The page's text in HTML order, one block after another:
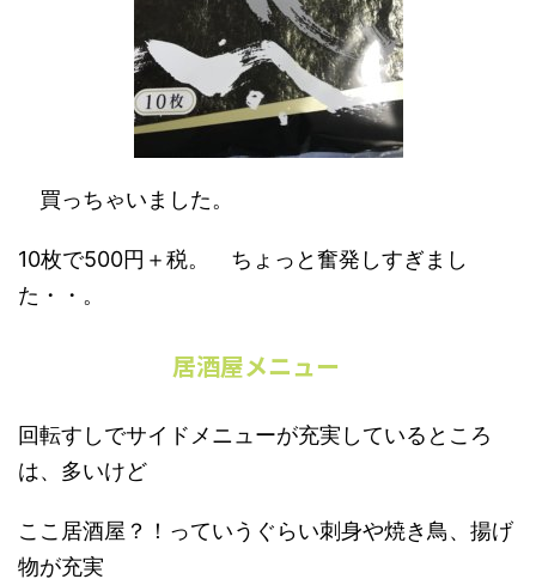
買っちゃいました。
10枚で500円＋税。 ちょっと奮発しすぎまし
た・・。
居酒屋メニュー
回転すしでサイドメニューが充実しているところ
は、多いけど
ここ居酒屋？！っていうぐらい刺身や焼き鳥、揚げ
物が充実